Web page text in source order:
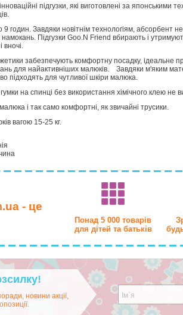
підгузки, які виготовлені за японськими
9 годин. Завдяки новітнім технологіям, абсорбент
намокань. Підгузки Goo.N Friend вбирають і
вночі.
забезпечують комфортну посадку, ідеальне
для найактивніших малюків. Завдяки м'яким
підходять для чутливої шкіри малюка.
на спинці без використання хімічного клею не
і так само комфортні, як звичайні трусики.
вагою 15-25 кг.
- це
Понад 5 000 товарів
для дітей та батьків
новини акції,